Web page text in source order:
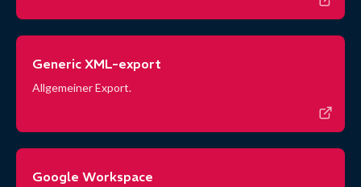
Generic XML-export
Allgemeiner Export.
Google Workspace